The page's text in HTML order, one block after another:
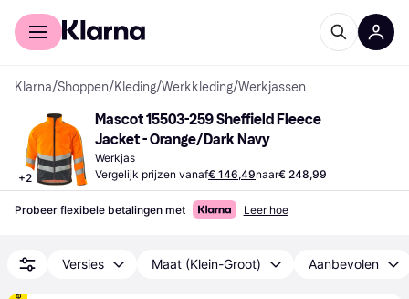
Voor shoppers
Klarna/Shoppen/Kleding/Werkkleding/Werkjassen
+2
Mascot 15503-259 Sheffield Fleece
Jacket - Orange/Dark Navy
Werkjas
Vergelijk prijzen vanaf€ 146,49naar€ 248,99
Probeer flexibele betalingen met Leer hoe
Versies Maat (Klein-Groot) Aanbevolen